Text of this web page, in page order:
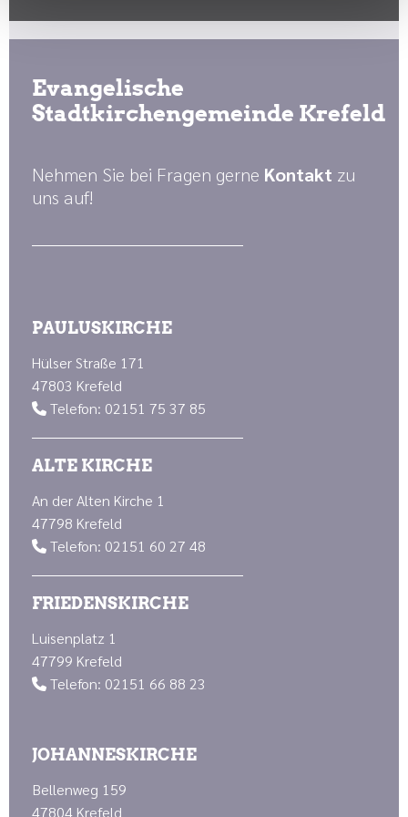
Evangelische
Stadtkirchengemeinde Krefeld
Nehmen Sie bei Fragen gerne Kontakt zu
uns auf!
PAULUSKIRCHE
Hülser Straße 171
47803 Krefeld
 Telefon: 02151 75 37 85
ALTE KIRCHE
An der Alten Kirche 1
47798 Krefeld
 Telefon: 02151 60 27 48
FRIEDENSKIRCHE
Luisenplatz 1
47799 Krefeld
 Telefon: 02151 66 88 23
JOHANNESKIRCHE
Bellenweg 159
47804 Krefeld